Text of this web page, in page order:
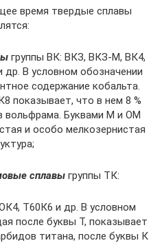
время твердые сплавы
группы ВК: ВКЗ, ВКЗ-М, ВК4,
В условном обозна­чении
содержание кобаль­та.
показывает, что в нем 8 %
вольфрама. Буквами М и ОМ
и особо мелко­зернистая
сплавы группы ТК:
Т60К6 и др. В условном
после буквы Т, показывает
титана, после буквы К